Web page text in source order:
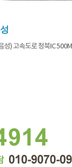
성) 고속도로 청북IC